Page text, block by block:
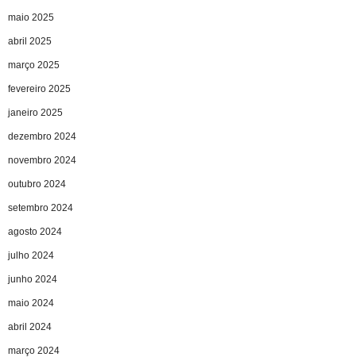
maio 2025
abril 2025
março 2025
fevereiro 2025
janeiro 2025
dezembro 2024
novembro 2024
outubro 2024
setembro 2024
agosto 2024
julho 2024
junho 2024
maio 2024
abril 2024
março 2024